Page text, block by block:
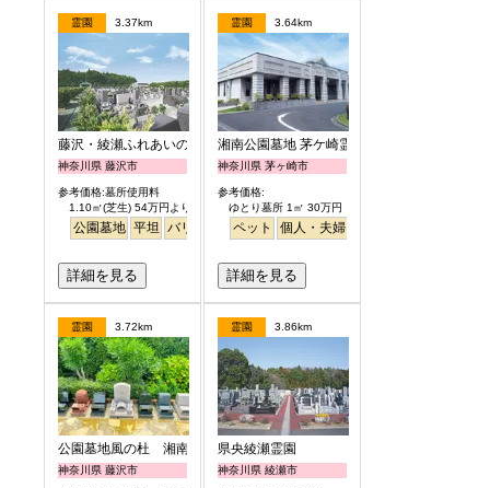
霊園 3.37km
藤沢・綾瀬ふれあいの杜
神奈川県 藤沢市
参考価格:墓所使用料
1.10㎡(芝生) 54万円より
公園墓地 平坦 バリアフリー 噴水 明るい
詳細を見る
霊園 3.64km
湘南公園墓地 茅ケ崎霊園
神奈川県 茅ヶ崎市
参考価格:
ゆとり墓所 1㎡ 30万円
ペット 個人・夫婦
詳細を見る
霊園 3.72km
公園墓地風の杜 湘南庭苑
神奈川県 藤沢市
霊園 3.86km
県央綾瀬霊園
神奈川県 綾瀬市